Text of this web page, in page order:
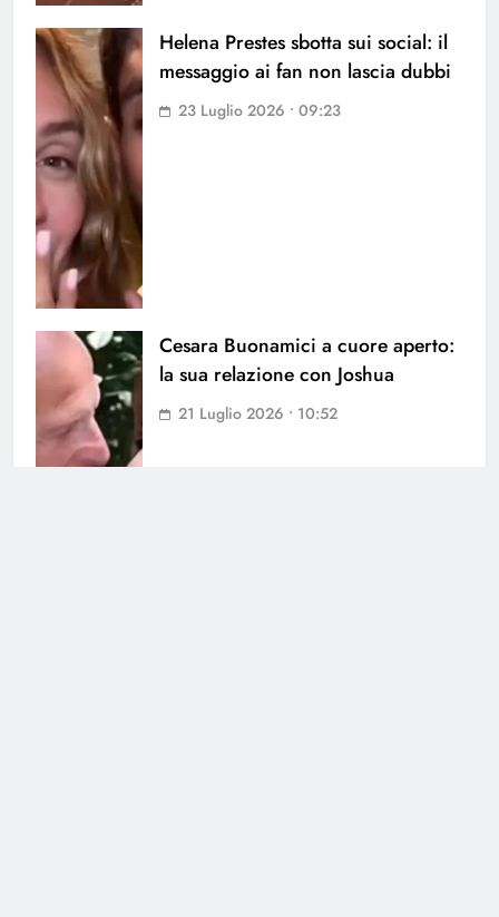
Helena Prestes sbotta sui social: il
messaggio ai fan non lascia dubbi
23 Luglio 2026 • 09:23
Cesara Buonamici a cuore aperto:
la sua relazione con Joshua
21 Luglio 2026 • 10:52